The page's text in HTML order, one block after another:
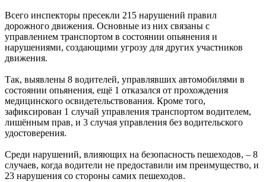
Всего инспекторы пресекли 215 нарушений правил
дорожного движения. Основные из них связаны с
управлением транспортом в состоянии опьянения и
нарушениями, создающими угрозу для других участников
движения.
Так, выявлены 8 водителей, управлявших автомобилями в
состоянии опьянения, ещё 1 отказался от прохождения
медицинского освидетельствования. Кроме того,
зафиксирован 1 случай управления транспортом водителем,
лишённым прав, и 3 случая управления без водительского
удостоверения.
Среди нарушений, влияющих на безопасность пешеходов, – 8
случаев, когда водители не предоставили им преимущество, и
23 нарушения со стороны самих пешеходов.